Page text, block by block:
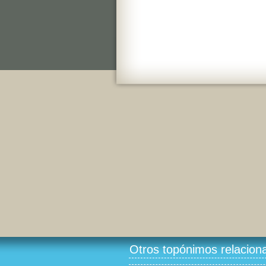
Otros topónimos